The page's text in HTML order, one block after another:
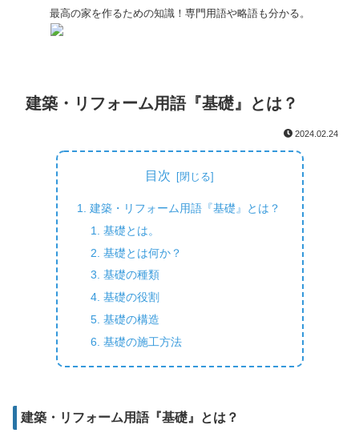
最高の家を作るための知識！専門用語や略語も分かる。
建築・リフォーム用語『基礎』とは？
2024.02.24
目次
建築・リフォーム用語『基礎』とは？
基礎とは。
基礎とは何か？
基礎の種類
基礎の役割
基礎の構造
基礎の施工方法
建築・リフォーム用語『基礎』とは？